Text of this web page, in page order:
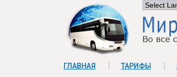
ГЛАВНАЯ ТАРИФЫ